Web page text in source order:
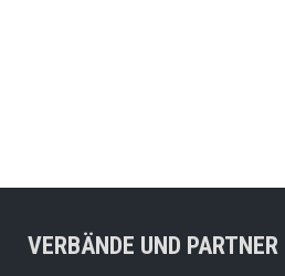
VERBÄNDE UND PARTNER